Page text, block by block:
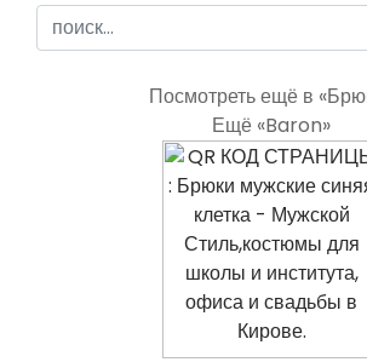
Посмотреть ещё в
Ещё «Baron»